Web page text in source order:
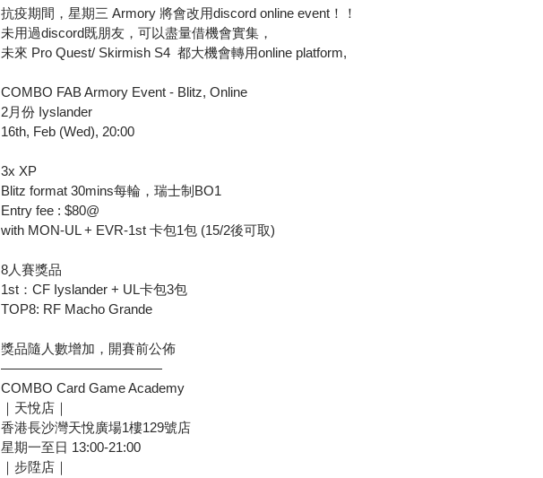
抗疫期間，星期三 Armory 將會改用discord online event！！
未用過discord既朋友，可以盡量借機會實集，
未來 Pro Quest/ Skirmish S4  都大機會轉用online platform,
COMBO FAB Armory Event - Blitz, Online
2月份 Iyslander
16th, Feb (Wed), 20:00
3x XP
Blitz format 30mins每輪，瑞士制BO1
Entry fee : $80@
with MON-UL + EVR-1st 卡包1包 (15/2後可取)
8人賽獎品
1st：CF Iyslander + UL卡包3包
TOP8: RF Macho Grande
獎品隨人數增加，開賽前公佈
————————————
COMBO Card Game Academy
｜天悅店｜
香港長沙灣天悅廣場1樓129號店
星期一至日 13:00-21:00
｜步陞店｜